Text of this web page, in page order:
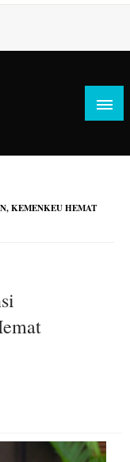
KEMENKEU HEMAT